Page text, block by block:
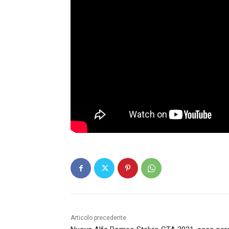
Articolo precedente